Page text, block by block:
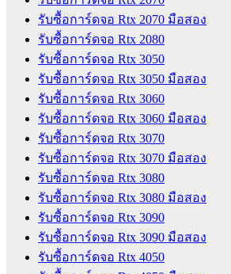
รับซื้อการ์ดจอ Rtx 2070 มือสอง
รับซื้อการ์ดจอ Rtx 2080
รับซื้อการ์ดจอ Rtx 3050
รับซื้อการ์ดจอ Rtx 3050 มือสอง
รับซื้อการ์ดจอ Rtx 3060
รับซื้อการ์ดจอ Rtx 3060 มือสอง
รับซื้อการ์ดจอ Rtx 3070
รับซื้อการ์ดจอ Rtx 3070 มือสอง
รับซื้อการ์ดจอ Rtx 3080
รับซื้อการ์ดจอ Rtx 3080 มือสอง
รับซื้อการ์ดจอ Rtx 3090
รับซื้อการ์ดจอ Rtx 3090 มือสอง
รับซื้อการ์ดจอ Rtx 4050